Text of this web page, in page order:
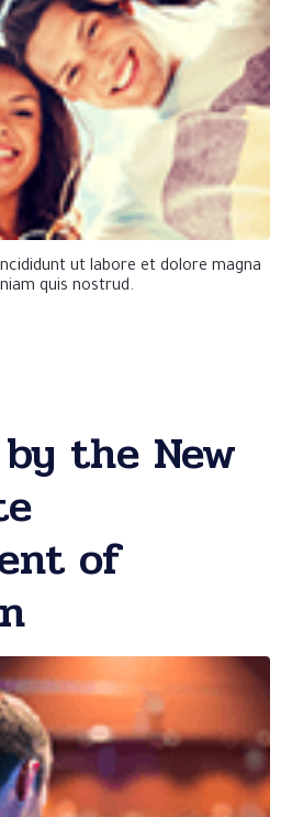
ut labore et dolore magna
quis nostrud.
the New
of